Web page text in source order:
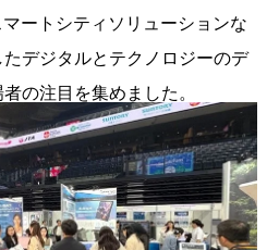
ートシティソリューションな
デジタルとテクノロジーのデ
の注目を集めました。